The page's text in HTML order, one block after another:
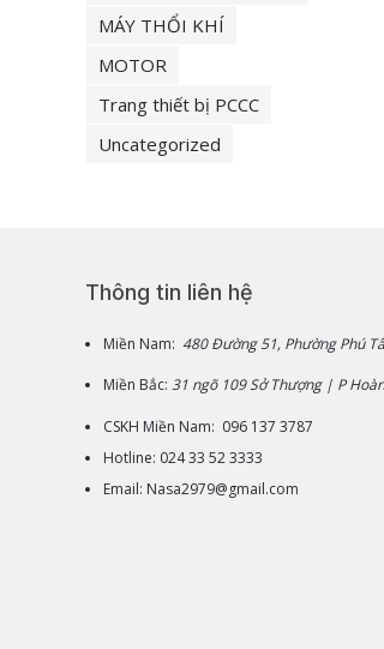
MÁY THỔI KHÍ
MOTOR
Trang thiết bị PCCC
Uncategorized
Thông tin liên hệ
Miền Nam: 480 Đường 51, Phường Phú
Miền Bắc: 31 ngõ 109 Sở Thượng | P
CSKH Miền Nam: 096 137 3787
Hotline: 024 33 52 3333
Email: Nasa2979@gmail.com